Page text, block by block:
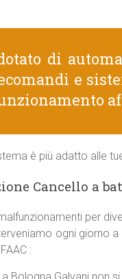
di
e
è più adatto alle
Cancello a
per
ogni giorno
: